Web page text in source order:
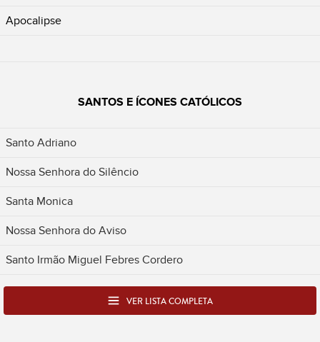
Apocalipse
SANTOS E ÍCONES CATÓLICOS
Santo Adriano
Nossa Senhora do Silêncio
Santa Monica
Nossa Senhora do Aviso
Santo Irmão Miguel Febres Cordero
VER LISTA COMPLETA